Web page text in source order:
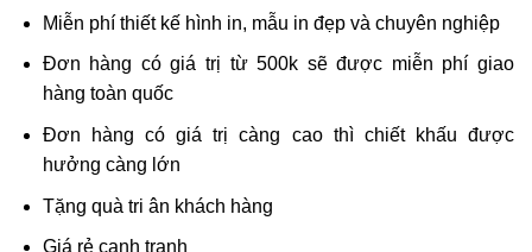
Miễn phí thiết kế hình in, mẫu in đẹp và chuyên nghiệp
Đơn hàng có giá trị từ 500k sẽ được miễn phí giao
hàng toàn quốc
Đơn hàng có giá trị càng cao thì chiết khấu được
hưởng càng lớn
Tặng quà tri ân khách hàng
Giá rẻ cạnh tranh